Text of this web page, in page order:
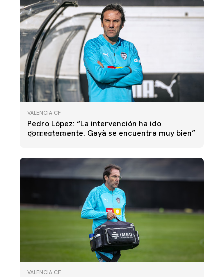
VALENCIA CF
Pedro López: “La intervención ha ido
correctamente. Gayà se encuentra muy bien”
30 mayo 2024
VALENCIA CF